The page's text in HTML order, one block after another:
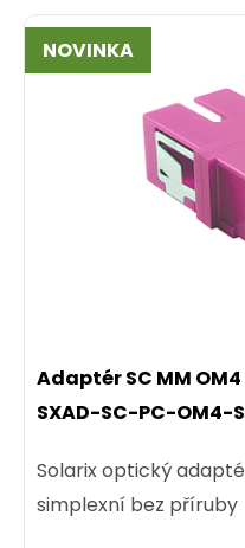
NOVINKA
Adaptér SC MM OM4
SXAD-SC-PC-OM4-
Solarix optický
simplexní bez příruby